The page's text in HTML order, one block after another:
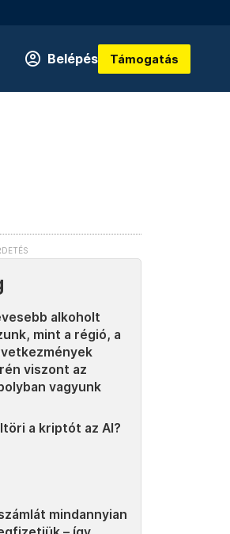
Belépés Támogatás
alkoholt
mint a régió, a
viszont az
vagyunk
a kriptót az AI?
mindannyian